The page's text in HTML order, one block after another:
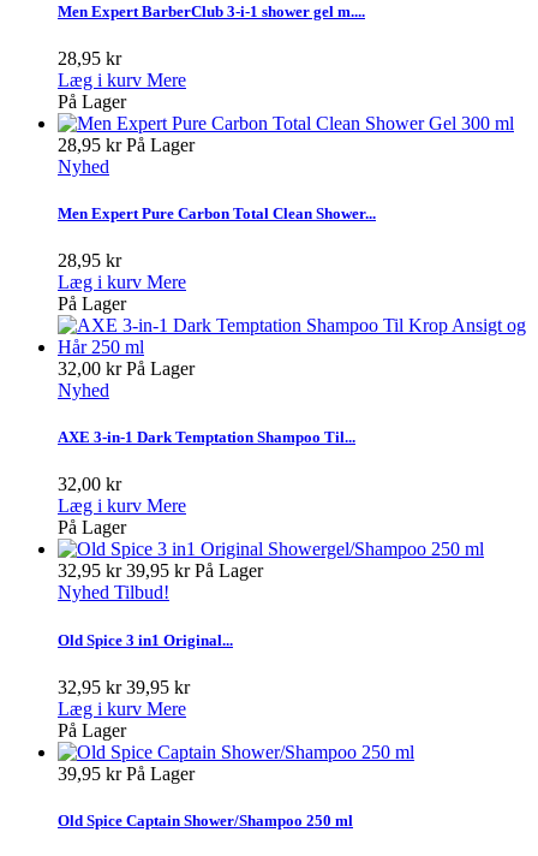
Men Expert BarberClub 3-i-1 shower gel m....
28,95 kr
Læg i kurv Mere
På Lager
28,95 krPå Lager
Nyhed
Men Expert Pure Carbon Total Clean Shower...
28,95 kr
Læg i kurv Mere
På Lager
32,00 krPå Lager
Nyhed
AXE 3-in-1 Dark Temptation Shampoo Til...
32,00 kr
Læg i kurv Mere
På Lager
32,95 kr39,95 krPå Lager
Nyhed Tilbud!
Old Spice 3 in1 Original...
32,95 kr39,95 kr
Læg i kurv Mere
På Lager
39,95 krPå Lager
Old Spice Captain Shower/Shampoo 250 ml